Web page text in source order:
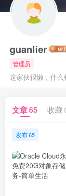
guanlier
管理员
这家伙很懒，什么
文章65 收藏
发布 65